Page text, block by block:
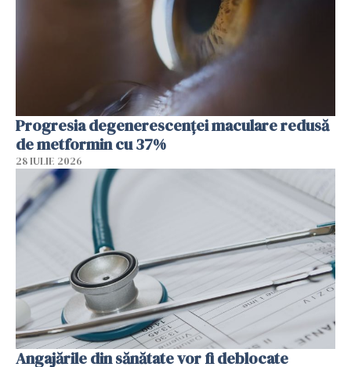
Progresia degenerescenței maculare redusă
de metformin cu 37%
28 IULIE 2026
Angajările din sănătate vor fi deblocate